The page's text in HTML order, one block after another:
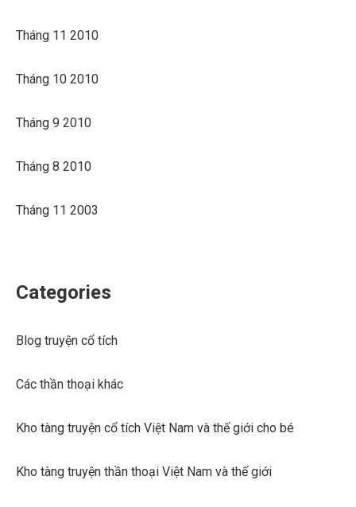
Tháng 11 2010
Tháng 10 2010
Tháng 9 2010
Tháng 8 2010
Tháng 11 2003
Categories
Blog truyện cổ tích
Các thần thoại khác
Kho tàng truyện cổ tích Việt Nam và thế giới cho bé
Kho tàng truyện thần thoại Việt Nam và thế giới